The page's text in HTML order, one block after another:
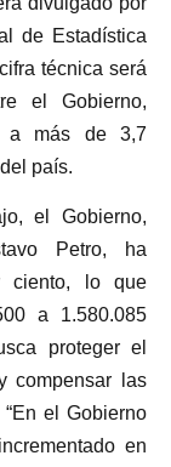
de Estadística
técnica será
el Gobierno,
a más de 3,7
país.
el Gobierno,
Petro, ha
ciento, lo que
a 1.580.085
proteger el
compensar las
el Gobierno
en